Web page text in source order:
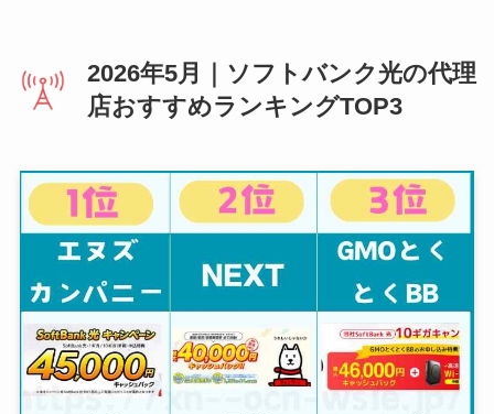
2026年5月｜ソフトバンク光の代理
店おすすめランキングTOP3